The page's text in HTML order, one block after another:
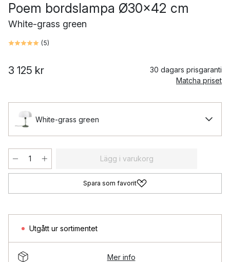
Poem bordslampa Ø30x42 cm
White-grass green
(5)
3 125 kr
30 dagars prisgaranti
Matcha priset
White-grass green
Lägg i varukorg
Spara som favorit
Utgått ur sortimentet
Mer info